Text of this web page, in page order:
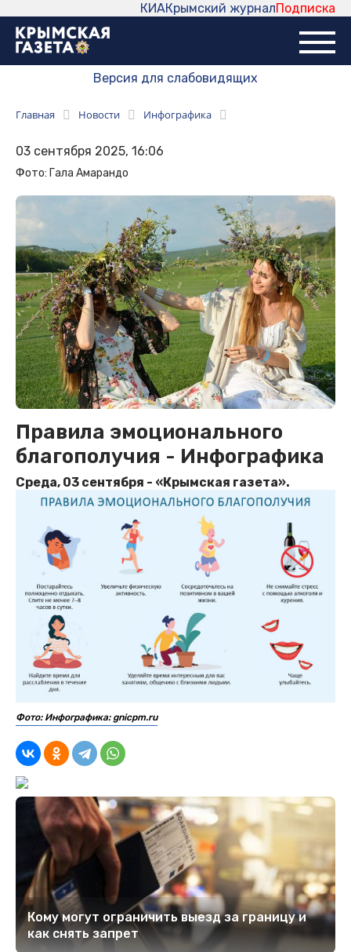
Подписка
Крымский журнал
КИА
Версия для слабовидящих
Главная Новости Инфографика
03 сентября 2025, 16:06
Фото: Гала Амарандо
Правила эмоционального
благополучия - Инфографика
Среда, 03 сентября - «Крымская газета».
Фото: Инфографика: gnicpm.ru
Кому могут ограничить выезд за границу и
как снять запрет